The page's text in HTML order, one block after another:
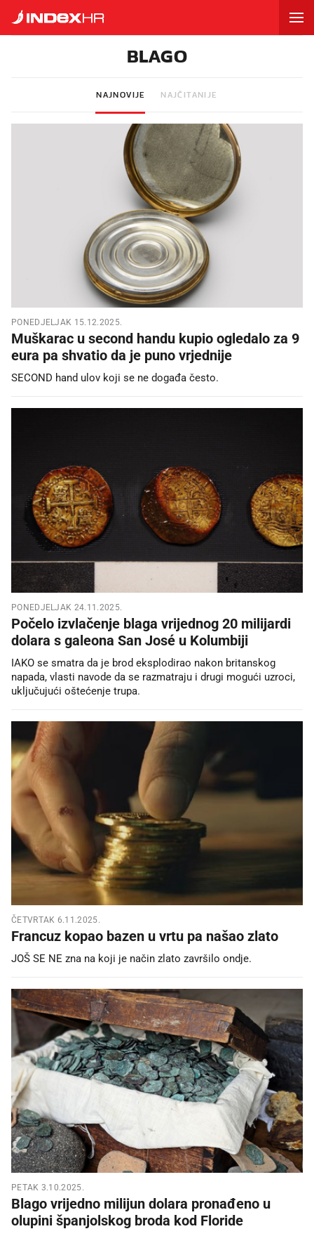
BLAGO
NAJNOVIJE NAJČITANIJE
PONEDJELJAK 15.12.2025.
Muškarac u second handu kupio ogledalo za 9
eura pa shvatio da je puno vrjednije
SECOND hand ulov koji se ne događa često.
PONEDJELJAK 24.11.2025.
Počelo izvlačenje blaga vrijednog 20 milijardi
dolara s galeona San José u Kolumbiji
IAKO se smatra da je brod eksplodirao nakon britanskog
napada, vlasti navode da se razmatraju i drugi mogući uzroci,
uključujući oštećenje trupa.
ČETVRTAK 6.11.2025.
Francuz kopao bazen u vrtu pa našao zlato
JOŠ SE NE zna na koji je način zlato završilo ondje.
PETAK 3.10.2025.
Blago vrijedno milijun dolara pronađeno u
olupini španjolskog broda kod Floride